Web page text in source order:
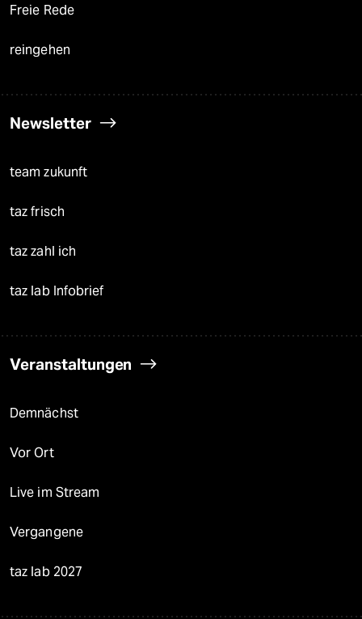
Freie Rede
reingehen
Newsletter
team zukunft
taz frisch
taz zahl ich
taz lab Infobrief
Veranstaltungen
Demnächst
Vor Ort
Live im Stream
Vergangene
taz lab 2027